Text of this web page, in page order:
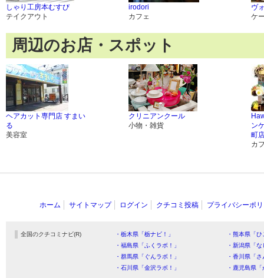
しゃり工房本むすび
テイクアウト
irodori
カフェ
ヴ
ケ
周辺のお店・スポット
ヘアカット専門店 すまい
る
美容室
クリニアンクール
小物・雑貨
ン
町
カ
ホーム サイトマップ ログイン クチコミ投稿 プライバシーポ
全国のクチコミナビ(R) ・栃木県「栃ナビ！」
・熊本県「
・福島県「ふくラボ！」
・新潟県「
・群馬県「ぐんラボ！」
・香川県「
・石川県「金沢ラボ！」
・鹿児島県